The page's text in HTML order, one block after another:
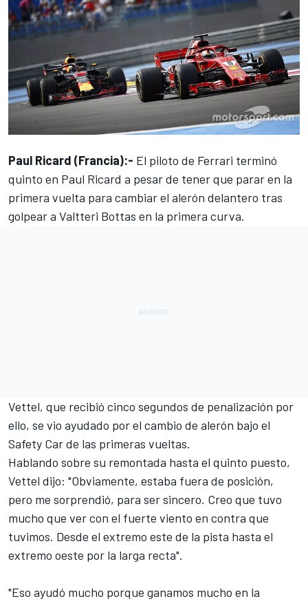
Paul Ricard (Francia):- El piloto de Ferrari terminó
quinto en Paul Ricard a pesar de tener que parar en la
primera vuelta para cambiar el alerón delantero tras
golpear a Valtteri Bottas en la primera curva.
Vettel, que recibió cinco segundos de penalización por
ello, se vio ayudado por el cambio de alerón bajo el
Safety Car de las primeras vueltas.
Hablando sobre su remontada hasta el quinto puesto,
Vettel dijo: "Obviamente, estaba fuera de posición,
pero me sorprendió, para ser sincero. Creo que tuvo
mucho que ver con el fuerte viento en contra que
tuvimos. Desde el extremo este de la pista hasta el
extremo oeste por la larga recta".
"Eso ayudó mucho porque ganamos mucho en la